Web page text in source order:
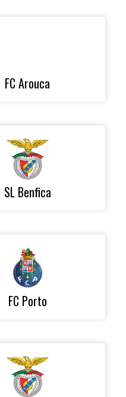
FC Arouca
SL Benfica
FC Porto